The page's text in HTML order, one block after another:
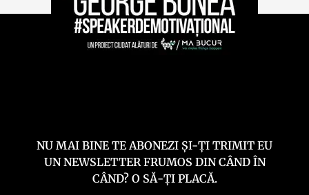
NU MAI BINE TE ABONEZI ȘI-ȚI TRIMIT EU
UN NEWSLETTER FRUMOS DIN CÂND ÎN
CÂND? O SĂ-ȚI PLACĂ.